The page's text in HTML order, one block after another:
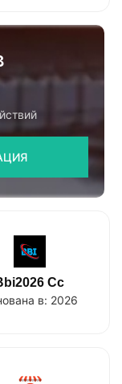
Cc
в: 2026